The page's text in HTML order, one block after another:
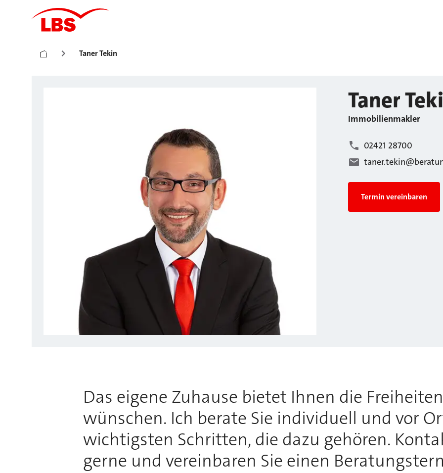
Taner Tekin
Taner
Immobilienmakler
02421 28700
Termin vereinbaren
Das eigene Zuhause bietet Ihnen die
wünschen. Ich berate Sie individuell und vor
wichtigsten Schritten, die dazu gehören.
gerne und vereinbaren Sie einen